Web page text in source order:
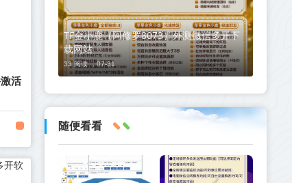
活
TF金小鹿（阿修罗8073）外测微信多开下
载网站
33 阅读 ，07-31
随便看看